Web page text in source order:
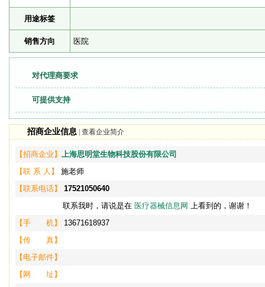
用途标签
销售方向 医院
对代理商要求
可提供支持
招商企业信息 查看企业简介
【招商企业】 上海思明堂生物科技股份有限公司
【联 系 人】
施老师
【联系电话】
17521050640
联系我时，请说是在 医疗器械信息网 上看到的，谢谢！
【手 机】
13671618937
【传 真】
【电子邮件】
【网 址】